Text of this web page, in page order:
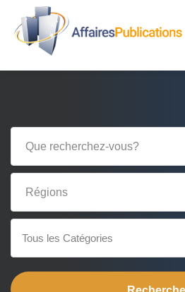
Tous les Catégories